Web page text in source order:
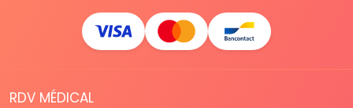
RDV MÉDICAL